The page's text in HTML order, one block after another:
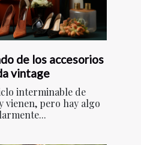
de los accesorios
vintage
interminable de
vienen, pero hay algo